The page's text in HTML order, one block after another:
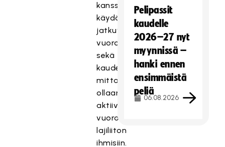
kanssa
käydään
jatkuvaa
vuoropuhelua
sekä
kauden
mittaan
ollaan
aktiivisesti
vuorovaikutuksessa
lajiliiton
ihmisiin.
Pelipassit
kaudelle
2026–27 nyt
myynnissä –
hanki ennen
ensimmäistä
peliä
06.08.2026